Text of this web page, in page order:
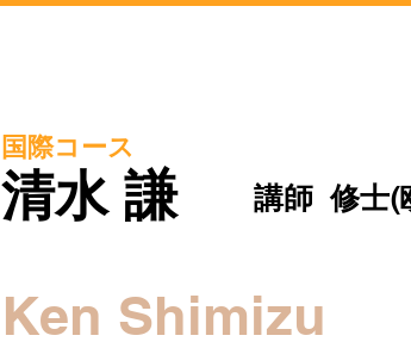
国際コース
清水 謙 講師 修士(
Ken Shimizu